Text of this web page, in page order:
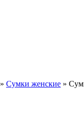
» Сумки женские »